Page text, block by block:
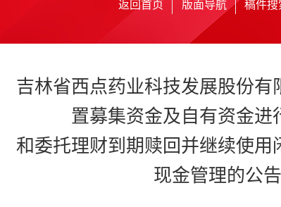
返回首页 版面导航 稿件搜
吉林省西点药业科技发展股份有
置募集资金及自有资金进
和委托理财到期赎回并继续使用
现金管理的公告